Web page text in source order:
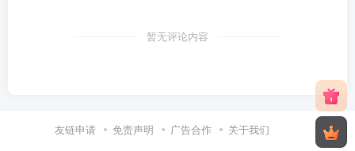
暂无评论内容
友链申请 免责声明 广告合作 关于我们